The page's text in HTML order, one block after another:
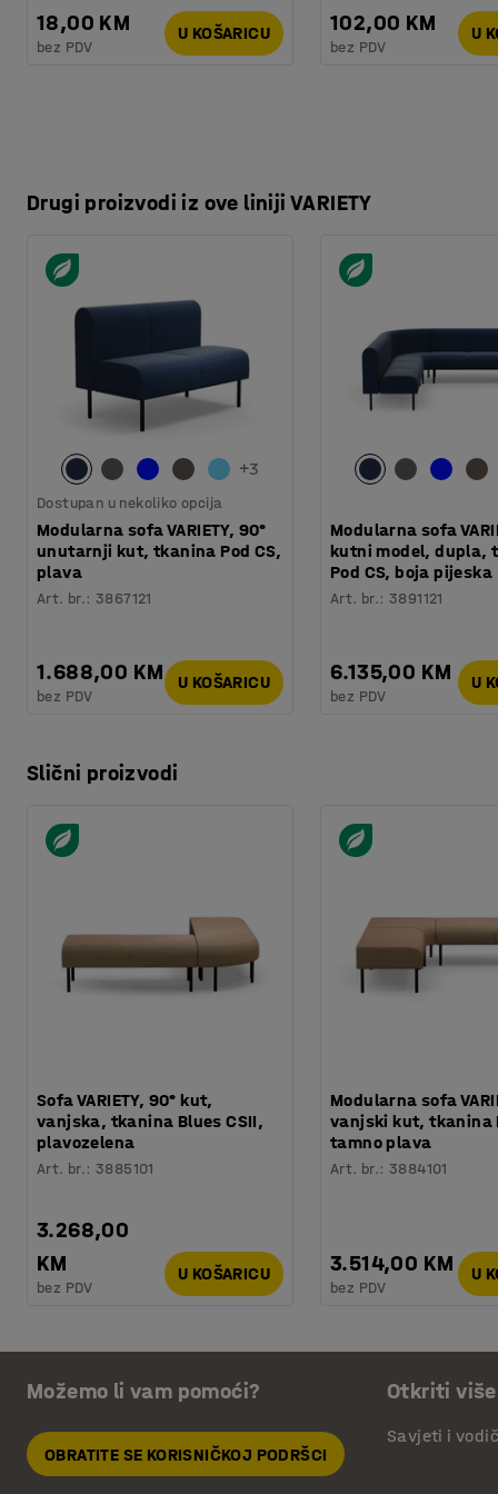
18,00 KM
bez PDV
U KOŠARICU 102,00 KM
bez PDV
U
Drugi proizvodi iz ove liniji VARIETY
+3
Dostupan u nekoliko opcija
Modularna sofa VARIETY, 90°
unutarnji kut, tkanina Pod CS,
plava
Art. br.:3867121
1.688,00 KM
bez PDV
U KOŠARICU
Modularna sofa
kutni model, dupla,
Pod CS, boja pijeska
Art. br.:3891121
6.135,00 KM
bez PDV
U
Slični proizvodi
Sofa VARIETY, 90° kut,
vanjska, tkanina Blues CSII,
plavozelena
Art. br.:3885101
3.268,00
KM
bez PDV
U KOŠARICU
Modularna sofa
vanjski kut, tkanina
tamno plava
Art. br.:3884101
3.514,00 KM
bez PDV
U
Možemo li vam pomoći?
OBRATITE SE KORISNIČKOJ PODRŠCI
Otkriti više
Savjeti i